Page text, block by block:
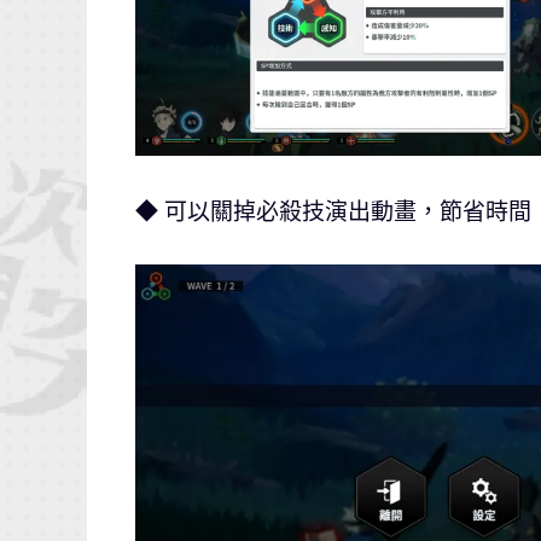
◆ 可以關掉必殺技演出動畫，節省時間